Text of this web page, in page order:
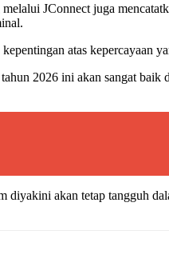
JConnect juga
atas kepercayaan
2026 ini akan sangat baik
akan tetap tangguh